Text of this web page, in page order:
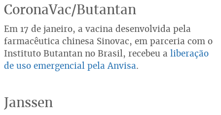
CoronaVac/Butantan
Em 17 de janeiro, a vacina desenvolvida pela
farmacêutica chinesa Sinovac, em parceria com o
Instituto Butantan no Brasil, recebeu a liberação
de uso emergencial pela Anvisa.
Janssen